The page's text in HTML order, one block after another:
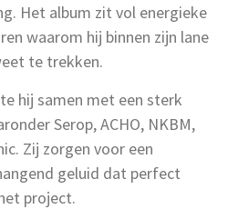
Het album zit vol energieke
waarom hij binnen zijn lane
te trekken.
hij samen met een sterk
Serop, ACHO, NKBM,
Zij zorgen voor een
geluid dat perfect
project.